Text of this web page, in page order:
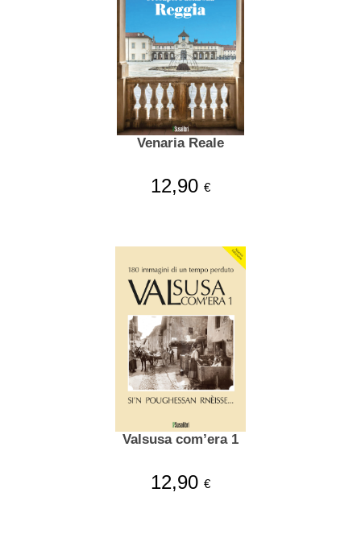
Venaria Reale
12,90 €
Valsusa com’era 1
12,90 €